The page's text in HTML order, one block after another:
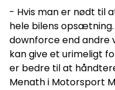
- Hvis man er nødt til
hele bilens
downforce end andre
kan give et urimeligt
er bedre til at
Menath i Motorsport